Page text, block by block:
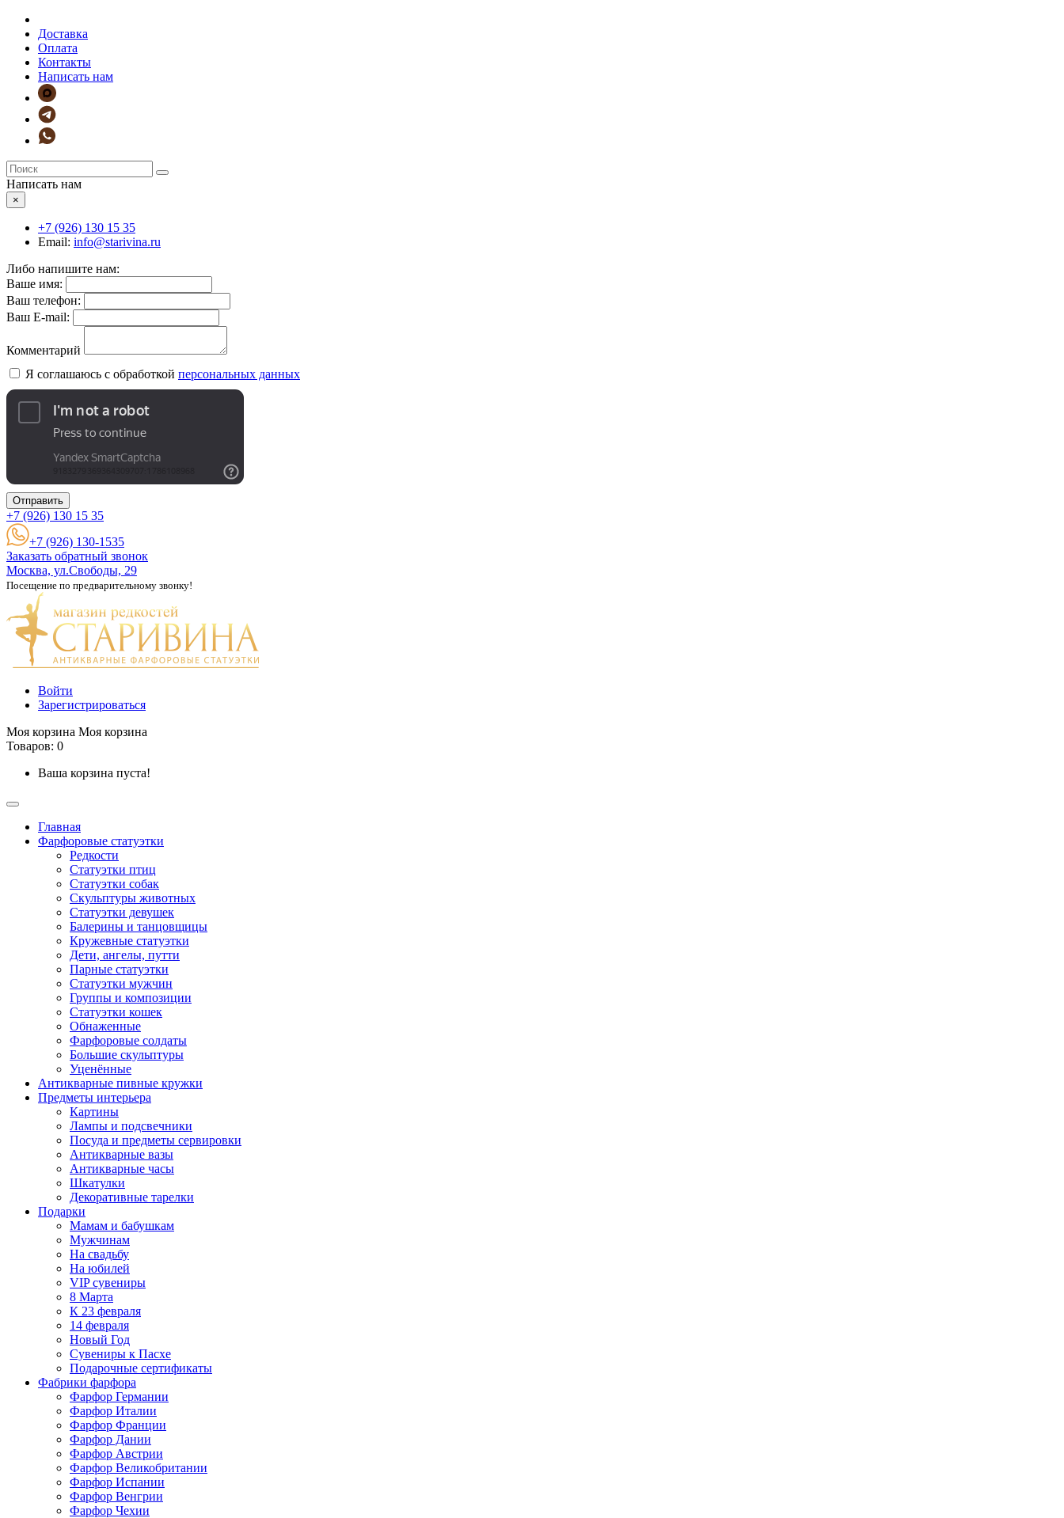
Доставка
Оплата
Контакты
Написать нам
Написать нам
×
+7 (926) 130 15 35
Email: info@starivina.ru
Либо напишите нам:
Ваше имя:
Ваш телефон:
Ваш E-mail:
Комментарий
Я соглашаюсь с обработкой персональных данных
Отправить
+7 (926) 130 15 35
+7 (926) 130-1535
Заказать обратный звонок
Москва, ул.Свободы, 29
Посещение по предварительному звонку!
Войти
Зарегистрироваться
Моя корзина Моя корзина
Товаров: 0
Ваша корзина пуста!
Главная
Фарфоровые статуэтки
Редкости
Cтатуэтки птиц
Cтатуэтки собак
Скульптуры животных
Статуэтки девушек
Балерины и танцовщицы
Кружевные статуэтки
Дети, ангелы, путти
Парные статуэтки
Статуэтки мужчин
Группы и композиции
Статуэтки кошек
Обнаженные
Фарфоровые солдаты
Большие скульптуры
Уценённые
Антикварные пивные кружки
Предметы интерьера
Картины
Лампы и подсвечники
Посуда и предметы сервировки
Антикварные вазы
Антикварные часы
Шкатулки
Декоративные тарелки
Подарки
Мамам и бабушкам
Мужчинам
На свадьбу
На юбилей
VIP сувениры
8 Марта
К 23 февраля
14 февраля
Новый Год
Сувениры к Пасхе
Подарочные сертификаты
Фабрики фарфора
Фарфор Германии
Фарфор Италии
Фарфор Франции
Фарфор Дании
Фарфор Австрии
Фарфор Великобритании
Фарфор Испании
Фарфор Венгрии
Фарфор Чехии